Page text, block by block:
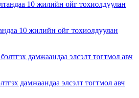
10 жилийн ойг тохиолдуулан
дамжаандаа элсэлт тогтмол авч